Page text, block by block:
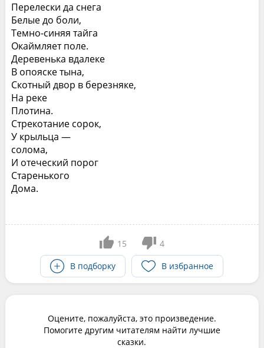
Перелески да снега
Белые до боли,
Темно-синяя тайга
Окаймляет поле.
Деревенька вдалеке
В опояске тына,
Скотный двор в березняке,
На реке
Плотина.
Стрекотание сорок,
У крыльца —
солома,
И отеческий порог
Старенького
Дома.
15
4
В подборку
В избранное
Оцените, пожалуйста, это произведение.
Помогите другим читателям найти лучшие
сказки.